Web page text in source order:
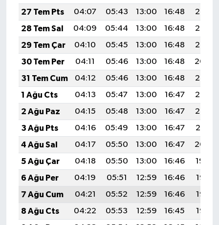
27 Tem Pts
04:07 05:43 13:00 16:48
20:07
28 Tem Sal
04:09 05:44 13:00 16:48
20:06
29 Tem Çar
04:10 05:45 13:00 16:48
20:05
30 Tem Per
04:11 05:46 13:00 16:48
20:04
31 Tem Cum
04:12 05:46 13:00 16:48
20:03
1 Ağu Cts
04:13 05:47 13:00 16:47
20:03
2 Ağu Paz
04:15 05:48 13:00 16:47
20:02
3 Ağu Pts
04:16 05:49 13:00 16:47
20:01
4 Ağu Sal
04:17 05:50 13:00 16:47
20:00
5 Ağu Çar
04:18 05:50 13:00 16:46
19:59
6 Ağu Per
04:19 05:51 12:59 16:46
19:58
7 Ağu Cum
04:21 05:52 12:59 16:46
19:57
8 Ağu Cts
04:22 05:53 12:59 16:45
19:56